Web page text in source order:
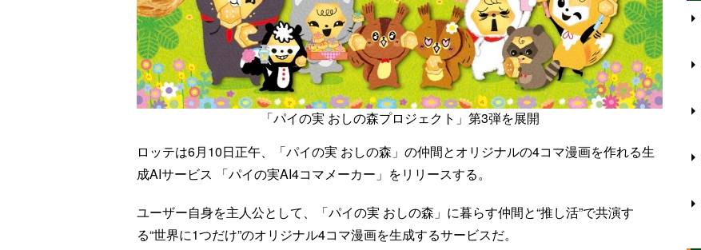
「パイの実 おしの森プロジェクト」第3弾を展開
ロッテは6月10日正午、「パイの実 おしの森」の仲間とオリジナルの4コマ漫画を作れる生
成AIサービス 「パイの実AI4コマメーカー」をリリースする。
ユーザー自身を主人公として、「パイの実 おしの森」に暮らす仲間と“推し活”で共演す
る“世界に1つだけ”のオリジナル4コマ漫画を生成するサービスだ。